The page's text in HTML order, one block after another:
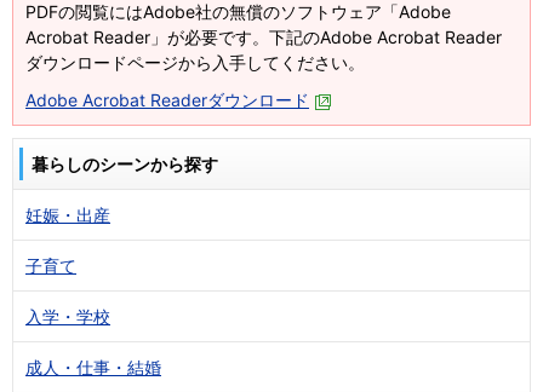
PDFの閲覧にはAdobe社の無償のソフトウェア「Adobe
Acrobat Reader」が必要です。下記のAdobe Acrobat Reader
ダウンロードページから入手してください。
Adobe Acrobat Readerダウンロード
暮らしのシーンから探す
妊娠・出産
子育て
入学・学校
成人・仕事・結婚